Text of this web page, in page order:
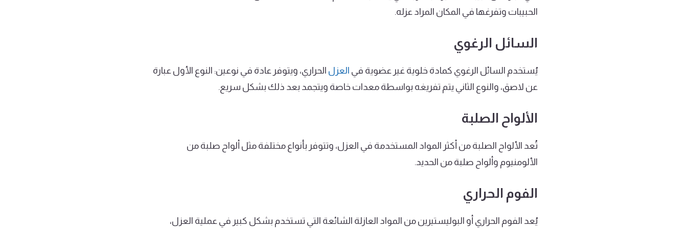
الحبيبات وتفرغها في المكان المراد عزله.
السائل الرغوي
يُستخدم السائل الرغوي كمادة خلوية غير عضوية في العزل الحراري، ويتوفر عادة في نوعين: النوع الأول عبارة
عن لاصق، والنوع الثاني يتم تفريغه بواسطة معدات خاصة ويتجمد بعد ذلك بشكل سريع.
الألواح الصلبة
تُعد الألواح الصلبة من أكثر المواد المستخدمة في العزل، وتتوفر بأنواع مختلفة مثل ألواح صلبة من
الألومنيوم وألواح صلبة من الحديد.
الفوم الحراري
يُعد الفوم الحراري أو البوليستيرين من المواد العازلة الشائعة التي تستخدم بشكل كبير في عملية العزل،